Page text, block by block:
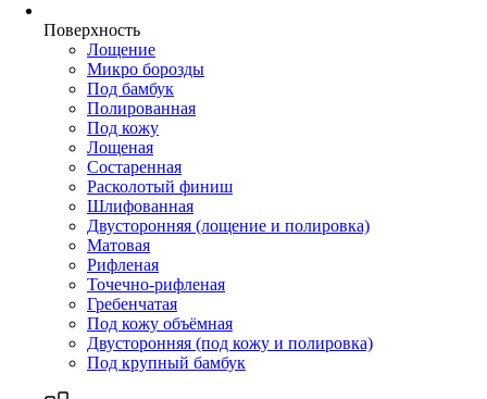
Поверхность
Лощение
Микро борозды
Под бамбук
Полированная
Под кожу
Лощеная
Состаренная
Расколотый финиш
Шлифованная
Двусторонняя (лощение и полировка)
Матовая
Рифленая
Точечно-рифленая
Гребенчатая
Под кожу объёмная
Двусторонняя (под кожу и полировка)
Под крупный бамбук